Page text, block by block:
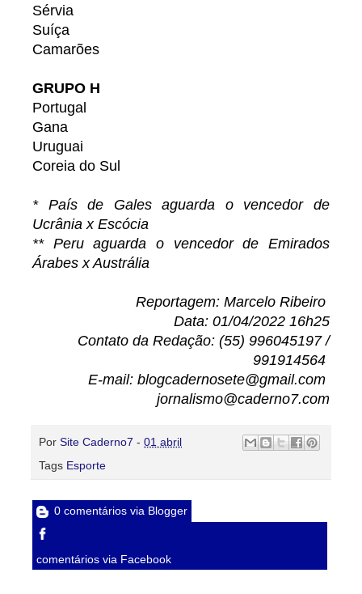
Sérvia
Suíça
Camarões
GRUPO H
Portugal
Gana
Uruguai
Coreia do Sul
* País de Gales aguarda o vencedor de
Ucrânia x Escócia
** Peru aguarda o vencedor de Emirados
Árabes x Austrália
Reportagem: Marcelo Ribeiro
Data: 01/04/2022 16h25
Contato da Redação: (55) 996045197 /
991914564
E-mail: blogcadernosete@gmail.com
jornalismo@caderno7.com
Por Site Caderno7 - 01 abril
Tags Esporte
0 comentários via Blogger
comentários via Facebook